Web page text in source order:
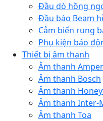
Đầu dò hồng
Đầu báo Beam
Cảm biến rung
Phụ kiện báo
Thiết bị âm thanh
Âm thanh
Âm thanh Bosch
Âm thanh
Âm thanh Inter-
Âm thanh Toa